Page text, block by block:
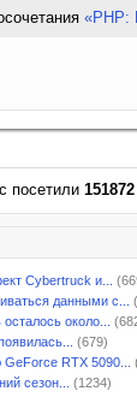
«PHP:
посетили
Cybertruck и...
данными с...
около...
(679)
RTX 5090...
сезон...
(1234)